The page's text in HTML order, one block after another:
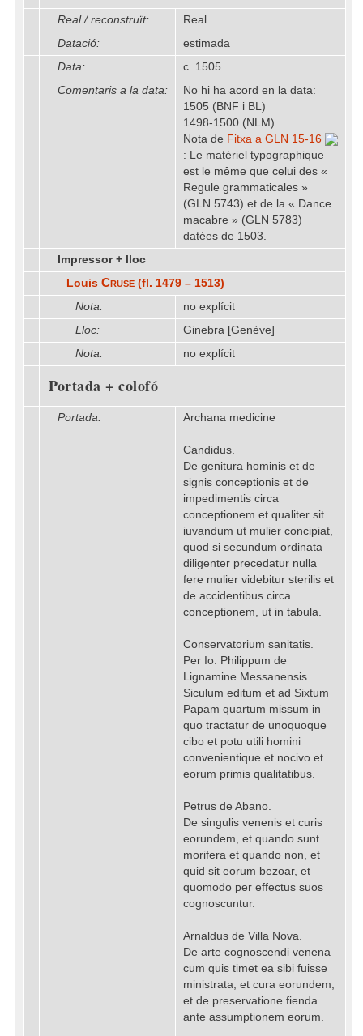
Real / reconstruït:
Real
Datació:
estimada
Data:
c. 1505
Comentaris a la data:
No hi ha acord en la data:
1505 (BNF i BL)
1498-1500 (NLM)
Nota de Fitxa a GLN 15-16
: Le matériel typographique
est le même que celui des «
Regule grammaticales »
(GLN 5743) et de la « Dance
macabre » (GLN 5783)
datées de 1503.
Impressor + lloc
Louis Cruse (fl. 1479 – 1513)
Nota:
no explícit
Lloc:
Ginebra [Genève]
Nota:
no explícit
Portada + colofó
Portada: Archana medicine
Candidus.
De genitura hominis et de
signis conceptionis et de
impedimentis circa
conceptionem et qualiter sit
iuvandum ut mulier concipiat,
quod si secundum ordinata
diligenter precedatur nulla
fere mulier videbitur sterilis et
de accidentibus circa
conceptionem, ut in tabula.
Conservatorium sanitatis.
Per Io. Philippum de
Lignamine Messanensis
Siculum editum et ad Sixtum
Papam quartum missum in
quo tractatur de unoquoque
cibo et potu utili homini
convenientique et nocivo et
eorum primis qualitatibus.
Petrus de Abano.
De singulis venenis et curis
eorundem, et quando sunt
morifera et quando non, et
quid sit eorum bezoar, et
quomodo per effectus suos
cognoscuntur.
Arnaldus de Villa Nova.
De arte cognoscendi venena
cum quis timet ea sibi fuisse
ministrata, et cura eorundem,
et de preservatione fienda
ante assumptionem eorum.